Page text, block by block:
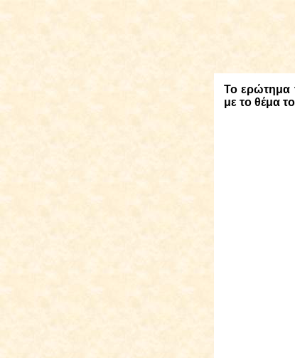
Τοερώτημα
με το θέμα